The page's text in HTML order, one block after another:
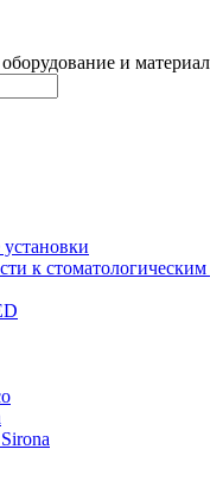
оборудование и
к